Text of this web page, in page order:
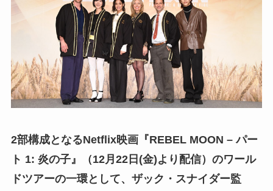
2部構成となるNetflix映画『REBEL MOON – パー
ト 1: 炎の子』（12月22日(金)より配信）のワール
ドツアーの一環として、ザック・スナイダー監